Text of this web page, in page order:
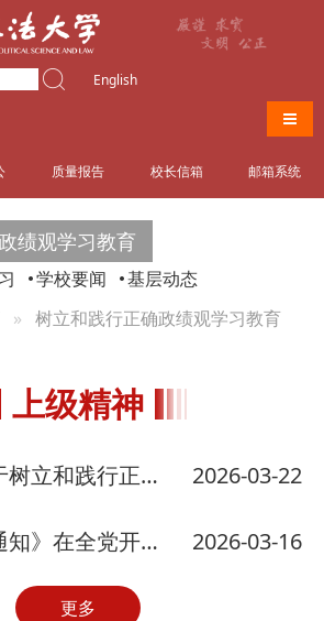
English
导航
质量报告 校长信箱 邮箱系统
绩观学习教育
学校要闻
基层动态
树立和践行正确政绩观学习教育
上级精神
《习近平关于树立和践行正确政绩观论述摘编》出版发行 2026-03-22
中办印发《通知》在全党开展树立和践行正确政绩观学习教育 2026-03-16
更多